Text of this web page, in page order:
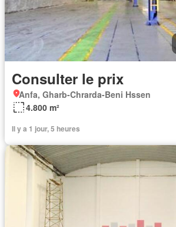
Consulter le prix
Anfa, Gharb-Chrarda-Beni Hssen
4.800 m²
Il y a 1 jour, 5 heures